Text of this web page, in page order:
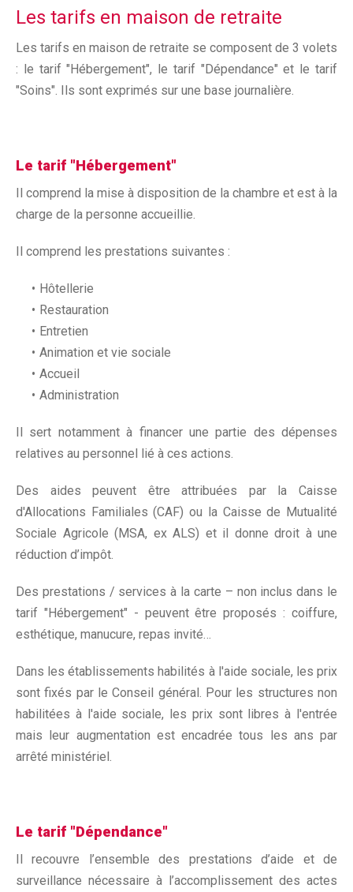
Les tarifs en maison de retraite
Les tarifs en maison de retraite se composent de 3 volets
: le tarif "Hébergement", le tarif "Dépendance" et le tarif
"Soins". Ils sont exprimés sur une base journalière.
Le tarif "Hébergement"
Il comprend la mise à disposition de la chambre et est à la
charge de la personne accueillie.
Il comprend les prestations suivantes :
Hôtellerie
Restauration
Entretien
Animation et vie sociale
Accueil
Administration
Il sert notamment à financer une partie des dépenses
relatives au personnel lié à ces actions.
Des aides peuvent être attribuées par la Caisse
d'Allocations Familiales (CAF) ou la Caisse de Mutualité
Sociale Agricole (MSA, ex ALS) et il donne droit à une
réduction d’impôt.
Des prestations / services à la carte – non inclus dans le
tarif "Hébergement" - peuvent être proposés : coiffure,
esthétique, manucure, repas invité…
Dans les établissements habilités à l'aide sociale, les prix
sont fixés par le Conseil général. Pour les structures non
habilitées à l'aide sociale, les prix sont libres à l'entrée
mais leur augmentation est encadrée tous les ans par
arrêté ministériel.
Le tarif "Dépendance"
Il recouvre l’ensemble des prestations d’aide et de
surveillance nécessaire à l’accomplissement des actes